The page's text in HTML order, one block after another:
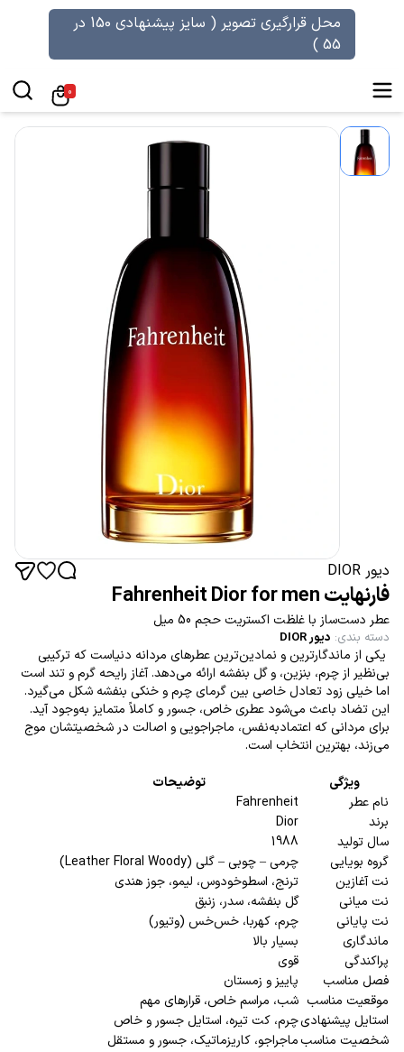
محل قرارگیری تصویر ( سایز پیشنهادی 150 در
55 )
0
دیور DIOR
فارنهایت Fahrenheit Dior for men
عطر دست‌ساز با غلظت اکستریت حجم 50 میل
دسته بندی: دیور DIOR
یکی از ماندگارترین و نمادین‌ترین عطرهای مردانه دنیاست که ترکیبی
بی‌نظیر از چرم، بنزین، و گل بنفشه ارائه می‌دهد. آغاز رایحه گرم و تند است
اما خیلی زود تعادل خاصی بین گرمای چرم و خنکی بنفشه شکل می‌گیرد.
این تضاد باعث می‌شود عطری خاص، جسور و کاملاً متمایز به‌وجود آید.
برای مردانی که اعتمادبه‌نفس، ماجراجویی و اصالت در شخصیتشان موج
می‌زند، بهترین انتخاب است.
ویژگی
توضیحات
نام عطر
Fahrenheit
برند
Dior
سال تولید
1988
گروه بویایی
چرمی – چوبی – گلی (Leather Floral Woody)
نت آغازین
ترنج، اسطوخودوس، لیمو، جوز هندی
نت میانی
گل بنفشه، سدر، زنبق
نت پایانی
چرم، کهربا، خس‌خس (وتیور)
ماندگاری
بسیار بالا
پراکندگی
قوی
فصل مناسب
پاییز و زمستان
موقعیت مناسب شب، مراسم خاص، قرارهای مهم
استایل پیشنهادیچرم، کت تیره، استایل جسور و خاص
شخصیت مناسبماجراجو، کاریزماتیک، جسور و مستقل